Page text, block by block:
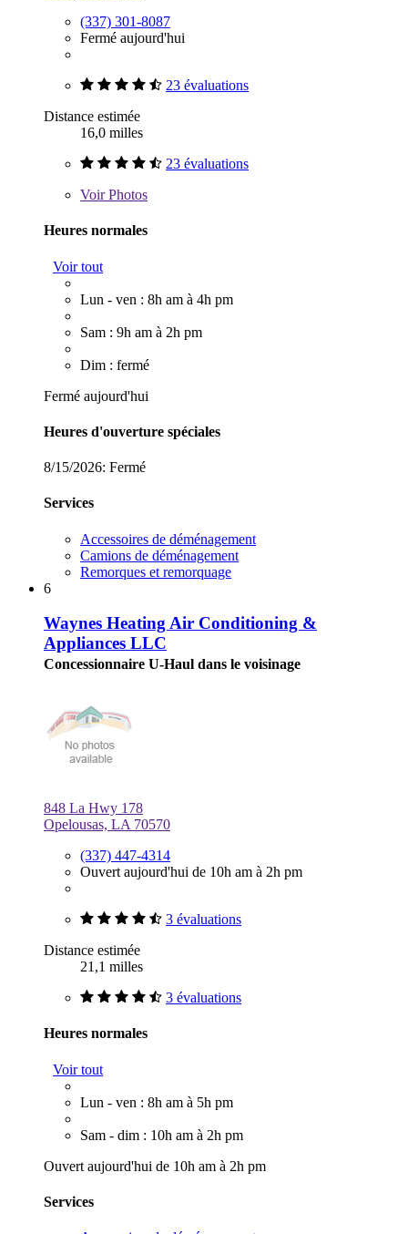
(337) 301-8087
Fermé aujourd'hui
23 évaluations
Distance estimée
16,0 milles
23 évaluations
VoirPhotos
Heures normales
Voir tout
Lun - ven : 8h am à 4h pm
Sam : 9h am à 2h pm
Dim : fermé
Fermé aujourd'hui
Heures d'ouverture spéciales
8/15/2026: Fermé
Services
Accessoires de déménagement
Camions de déménagement
Remorques et remorquage
6
Waynes Heating Air Conditioning &
Appliances LLC
Concessionnaire U-Haul dans le voisinage
848 La Hwy 178
Opelousas, LA 70570
(337) 447-4314
Ouvert aujourd'hui de 10h am à 2h pm
3 évaluations
Distance estimée
21,1 milles
3 évaluations
Heures normales
Voir tout
Lun - ven : 8h am à 5h pm
Sam - dim : 10h am à 2h pm
Ouvert aujourd'hui de 10h am à 2h pm
Services